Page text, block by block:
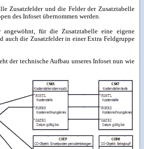
Zusatzfelder und die Felder der Zusatztabelle
des Infoset übernommen werden.
für die Zusatztabelle eine eigene
auch die Zusatzfelder in einer Extra Feldgruppe
der technische Aufbau unseres Infoset nun wie